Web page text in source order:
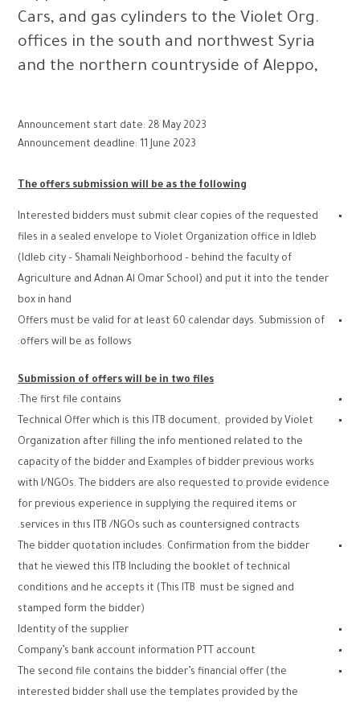
Cars, and gas cylinders to the Violet Org.
offices in the south and northwest Syria
and the northern countryside of Aleppo,
Announcement start date: 28 May 2023
Announcement deadline: 11 June 2023
The offers submission will be as the following
Interested bidders must submit clear copies of the requested
files in a sealed envelope to Violet Organization office in Idleb
(Idleb city – Shamali Neighborhood – behind the faculty of
Agriculture and Adnan Al Omar School) and put it into the tender
box in hand
Offers must be valid for at least 60 calendar days. Submission of
offers will be as follows:
Submission of offers will be in two files
The first file contains:
Technical Offer which is this ITB document, provided by Violet
Organization after filling the info mentioned related to the
capacity of the bidder and Examples of bidder previous works
with I/NGOs. The bidders are also requested to provide evidence
for previous experience in supplying the required items or
services in thıs ITB /NGOs such as countersigned contracts.
The bidder quotation includes: Confirmation from the bidder
that he viewed this ITB Including the booklet of technical
conditions and he accepts it (This ITB must be signed and
stamped form the bidder)
Identity of the supplier
Company’s bank account information PTT account
The second file contains the bidder’s financial offer (the
interested bidder shall use the templates provided by the